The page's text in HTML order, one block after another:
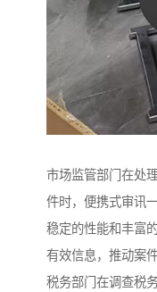
市场监管部门在处
件时，便携式审讯
稳定的性能和丰富
有效信息，推动案
税务部门在调查税